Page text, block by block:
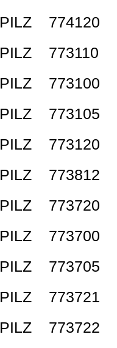
PILZ 774120
PILZ 773110
PILZ 773100
PILZ 773105
PILZ 773120
PILZ 773812
PILZ 773720
PILZ 773700
PILZ 773705
PILZ 773721
PILZ 773722